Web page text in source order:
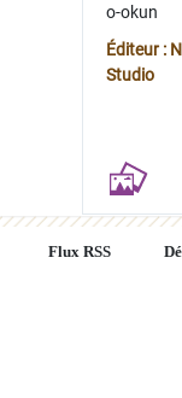
o-okun
Éditeur :
Studio
Flux RSS